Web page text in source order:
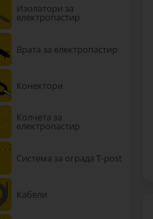
Изолатори за
електропастир
Врата за електропастир
Конектори
Колчета за
електропастир
Система за ограда T-post
Кабели